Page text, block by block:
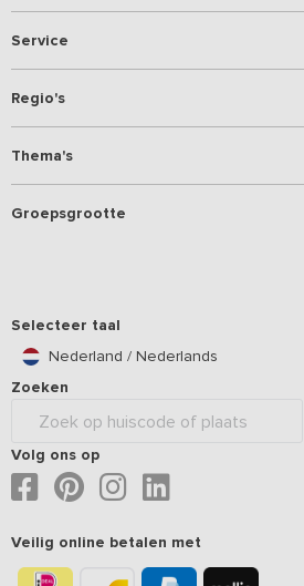
Service
Regio's
Thema's
Groepsgrootte
Selecteer taal
Nederland / Nederlands
Zoeken
Volg ons op
Veilig online betalen met